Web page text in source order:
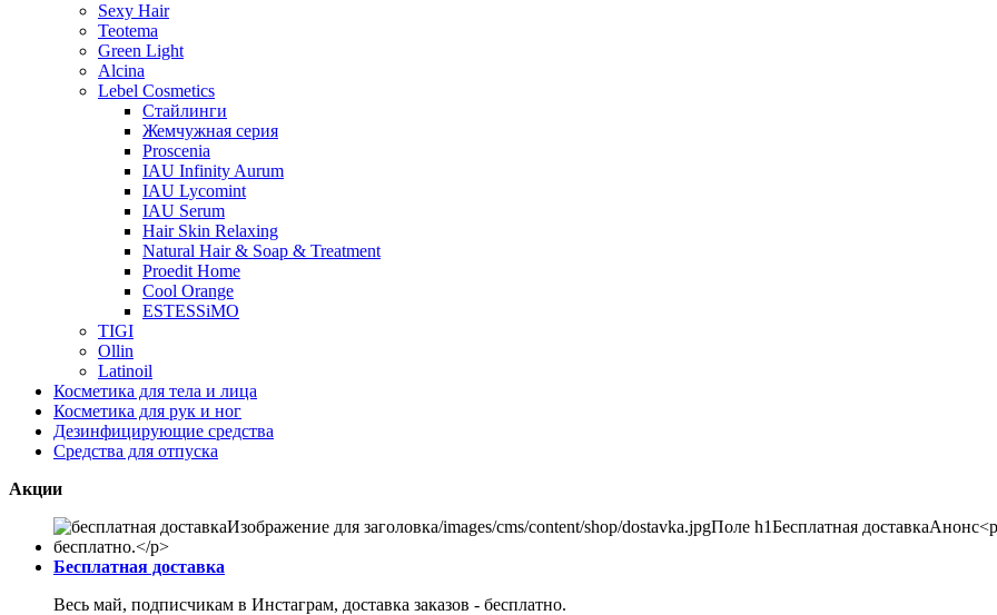
Sexy Hair
Teotema
Green Light
Alcina
Lebel Cosmetics
Стайлинги
Жемчужная серия
Proscenia
IAU Infinity Aurum
IAU Lycomint
IAU Serum
Hair Skin Relaxing
Natural Hair & Soap & Treatment
Proedit Home
Cool Orange
ESTESSiMO
TIGI
Ollin
Latinoil
Косметика для тела и лица
Косметика для рук и ног
Дезинфицирующие средства
Средства для отпуска
Акции
Бесплатная доставка
Весь май, подписчикам в Инстаграм, доставка заказов - бесплатно.